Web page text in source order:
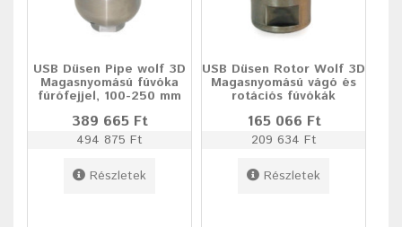
USB Düsen Pipe wolf 3D
Magasnyomású fúvóka
fúrófejjel, 100-250 mm
389 665 Ft
494 875 Ft
Részletek
USB Düsen Rotor Wolf 3D
Magasnyomású vágó és
rotációs fúvókák
165 066 Ft
209 634 Ft
Részletek